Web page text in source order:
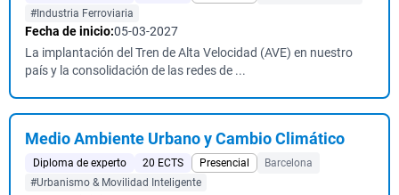
#Industria Ferroviaria
Fecha de inicio:05-03-2027
La implantación del Tren de Alta Velocidad (AVE) en nuestro
país y la consolidación de las redes de ...
Medio Ambiente Urbano y Cambio Climático
Diploma de experto 20 ECTS Presencial
Barcelona
#Urbanismo & Movilidad Inteligente